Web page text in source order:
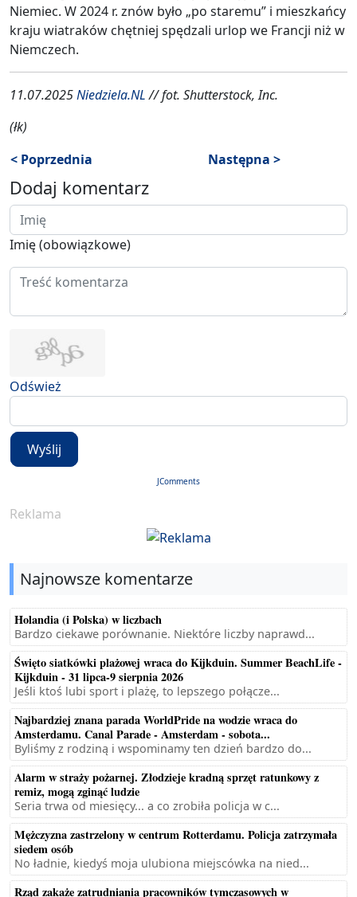
Niemiec. W 2024 r. znów było „po staremu” i mieszkańcy
kraju wiatraków chętniej spędzali urlop we Francji niż w
Niemczech.
11.07.2025Niedziela.NL// fot. Shutterstock, Inc.
(łk)
< Poprzednia
Następna >
Dodaj komentarz
Imię (obowiązkowe)
Odśwież
Wyślij
JComments
Reklama
Najnowsze komentarze
Holandia (i Polska) w liczbach
Bardzo ciekawe porównanie. Niektóre liczby naprawd...
Święto siatkówki plażowej wraca do Kijkduin. Summer BeachLife -
Kijkduin - 31 lipca-9 sierpnia 2026
Jeśli ktoś lubi sport i plażę, to lepszego połącze...
Najbardziej znana parada WorldPride na wodzie wraca do
Amsterdamu. Canal Parade - Amsterdam - sobota...
Byliśmy z rodziną i wspominamy ten dzień bardzo do...
Alarm w straży pożarnej. Złodzieje kradną sprzęt ratunkowy z
remiz, mogą zginąć ludzie
Seria trwa od miesięcy... a co zrobiła policja w c...
Mężczyzna zastrzelony w centrum Rotterdamu. Policja zatrzymała
siedem osób
No ładnie, kiedyś moja ulubiona miejscówka na nied...
Rząd zakaże zatrudniania pracowników tymczasowych w